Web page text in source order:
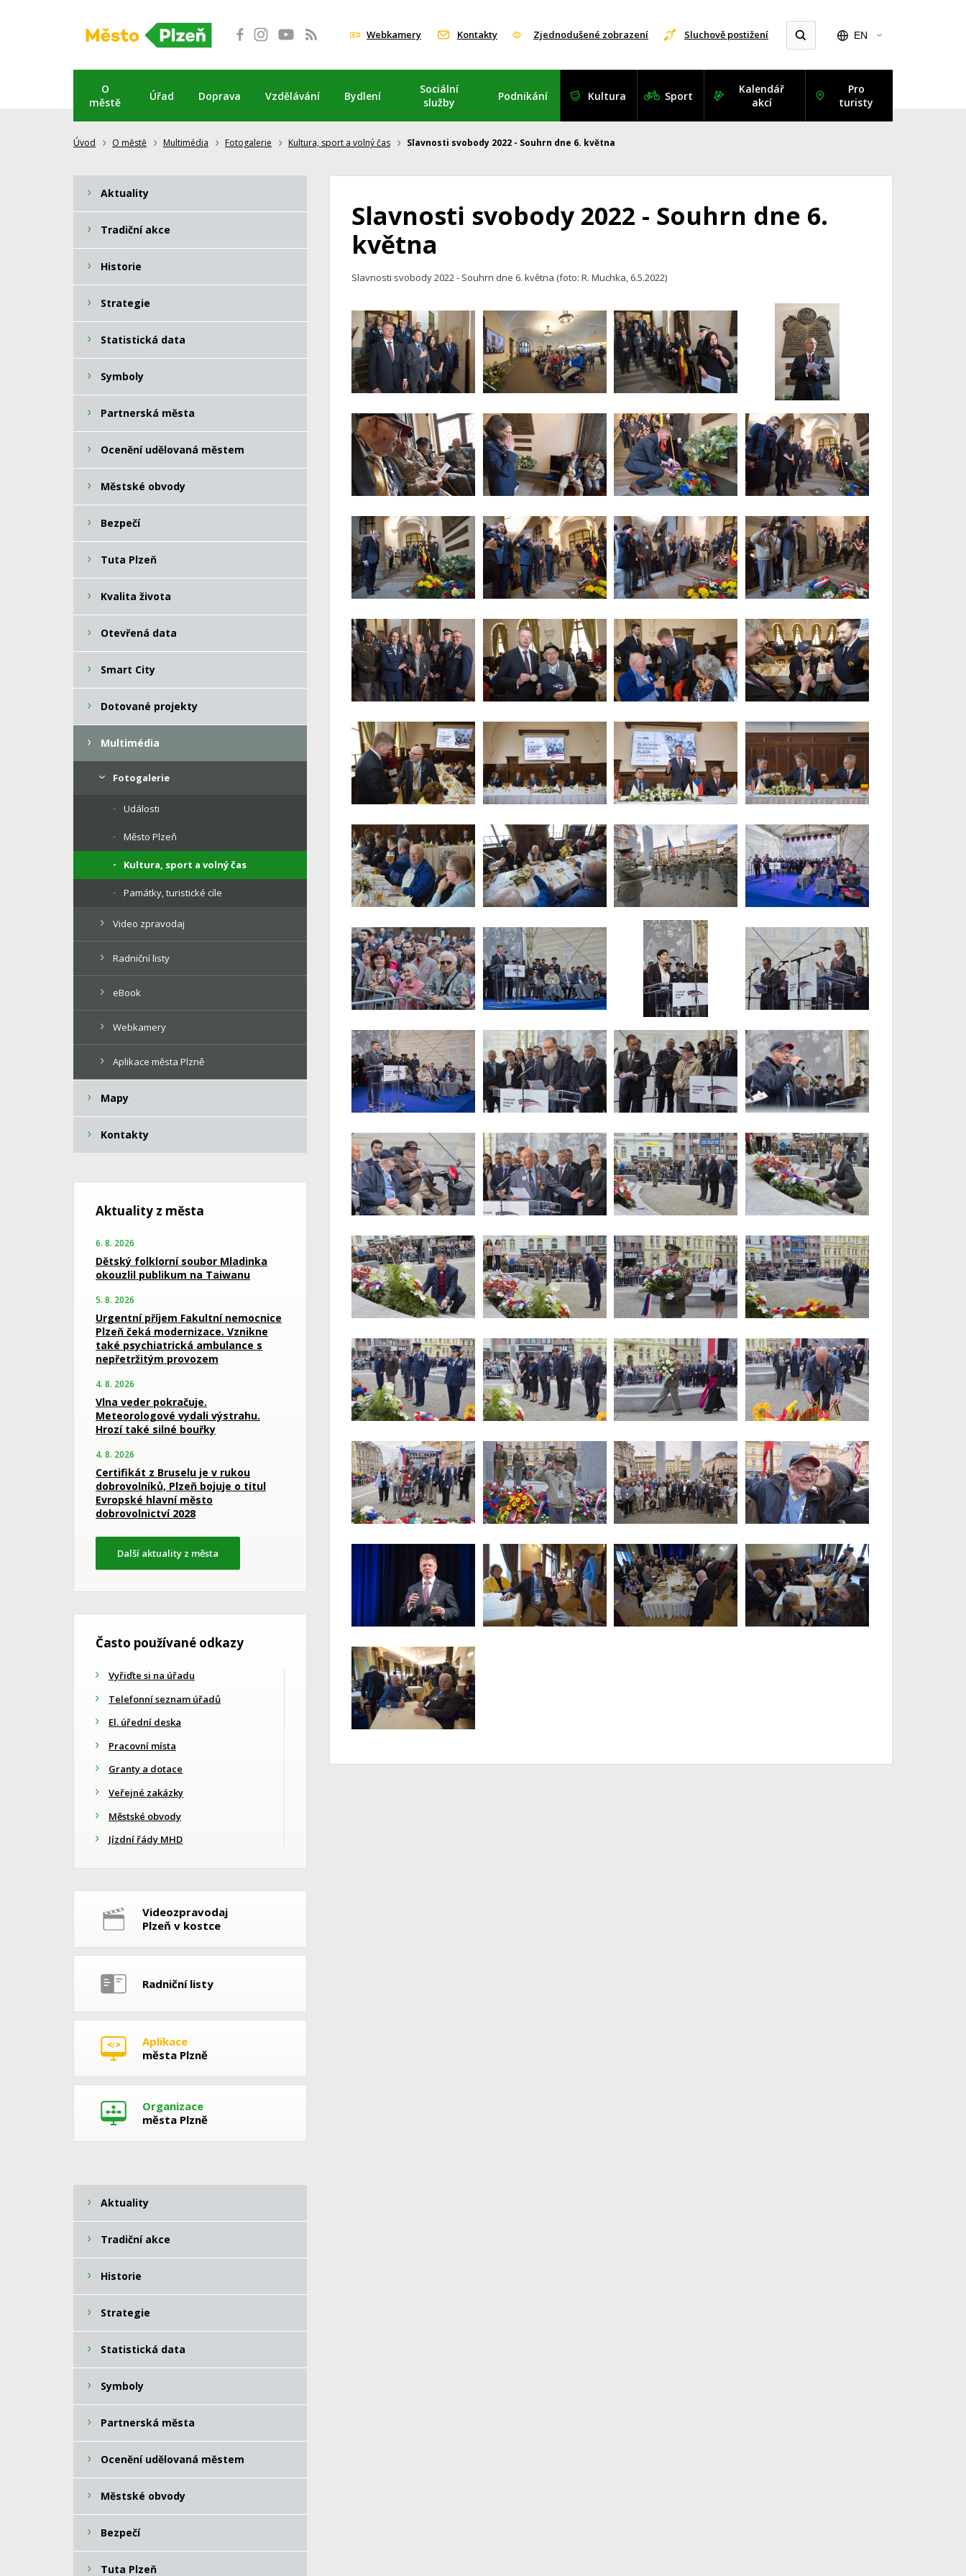
Webkamery Kontakty Zjednodušené zobrazení Sluchově postižení EN
O
městě
Úřad Doprava Vzdělávání Bydlení
Sociální
služby
Podnikání Kultura Sport
Kalendář
akcí
Pro
turisty
Úvod O městě Multimédia Fotogalerie Kultura, sport a volný čas Slavnosti svobody 2022 - Souhrn dne 6. května
Slavnosti svobody 2022 - Souhrn dne 6.
května
Slavnosti svobody 2022 - Souhrn dne 6. května (foto: R. Muchka, 6.5.2022)
Aktuality
Tradiční akce
Historie
Strategie
Statistická data
Symboly
Partnerská města
Ocenění udělovaná městem
Městské obvody
Bezpečí
Tuta Plzeň
Kvalita života
Otevřená data
Smart City
Dotované projekty
Multimédia
Fotogalerie
Události
Město Plzeň
Kultura, sport a volný čas
Památky, turistické cíle
Video zpravodaj
Radniční listy
eBook
Webkamery
Aplikace města Plzně
Mapy
Kontakty
Aktuality z města
6. 8. 2026
Dětský folklorní soubor Mladinka
okouzlil publikum na Taiwanu
5. 8. 2026
Urgentní příjem Fakultní nemocnice
Plzeň čeká modernizace. Vznikne
také psychiatrická ambulance s
nepřetržitým provozem
4. 8. 2026
Vlna veder pokračuje.
Meteorologové vydali výstrahu.
Hrozí také silné bouřky
4. 8. 2026
Certifikát z Bruselu je v rukou
dobrovolníků, Plzeň bojuje o titul
Evropské hlavní město
dobrovolnictví 2028
Další aktuality z města
Často používané odkazy
Vyřiďte si na úřadu
Telefonní seznam úřadů
El. úřední deska
Pracovní místa
Granty a dotace
Veřejné zakázky
Městské obvody
Jízdní řády MHD
Videozpravodaj
Plzeň v kostce
Radniční listy
Aplikace
města Plzně
Organizace
města Plzně
Aktuality
Tradiční akce
Historie
Strategie
Statistická data
Symboly
Partnerská města
Ocenění udělovaná městem
Městské obvody
Bezpečí
Tuta Plzeň